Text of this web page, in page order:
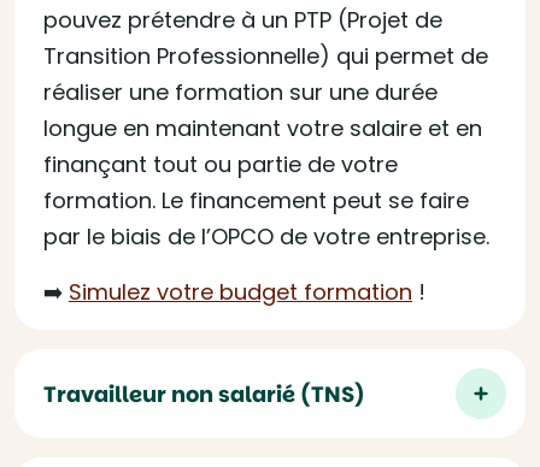
pouvez prétendre à un PTP (Projet de
Transition Professionnelle) qui permet de
réaliser une formation sur une durée
longue en maintenant votre salaire et en
finançant tout ou partie de votre
formation. Le financement peut se faire
par le biais de l’OPCO de votre entreprise.
➡️ Simulez votre budget formation !
Travailleur non salarié (TNS)